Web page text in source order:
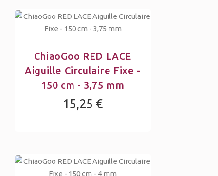
ChiaoGoo RED LACE
Aiguille Circulaire Fixe -
150 cm - 3,75 mm
15,25 €